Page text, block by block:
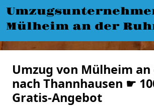
Mülheim an der
Umzug von Mülheim
nach Thannhausen ☛
Gratis-Angebot